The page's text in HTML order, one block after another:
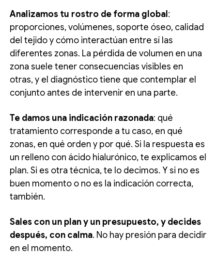
Analizamos tu rostro de forma global:
proporciones, volúmenes, soporte óseo, calidad
del tejido y cómo interactúan entre sí las
diferentes zonas. La pérdida de volumen en una
zona suele tener consecuencias visibles en
otras, y el diagnóstico tiene que contemplar el
conjunto antes de intervenir en una parte.
Te damos una indicación razonada: qué
tratamiento corresponde a tu caso, en qué
zonas, en qué orden y por qué. Si la respuesta es
un relleno con ácido hialurónico, te explicamos el
plan. Si es otra técnica, te lo decimos. Y si no es
buen momento o no es la indicación correcta,
también.
Sales con un plan y un presupuesto, y decides
después, con calma. No hay presión para decidir
en el momento.